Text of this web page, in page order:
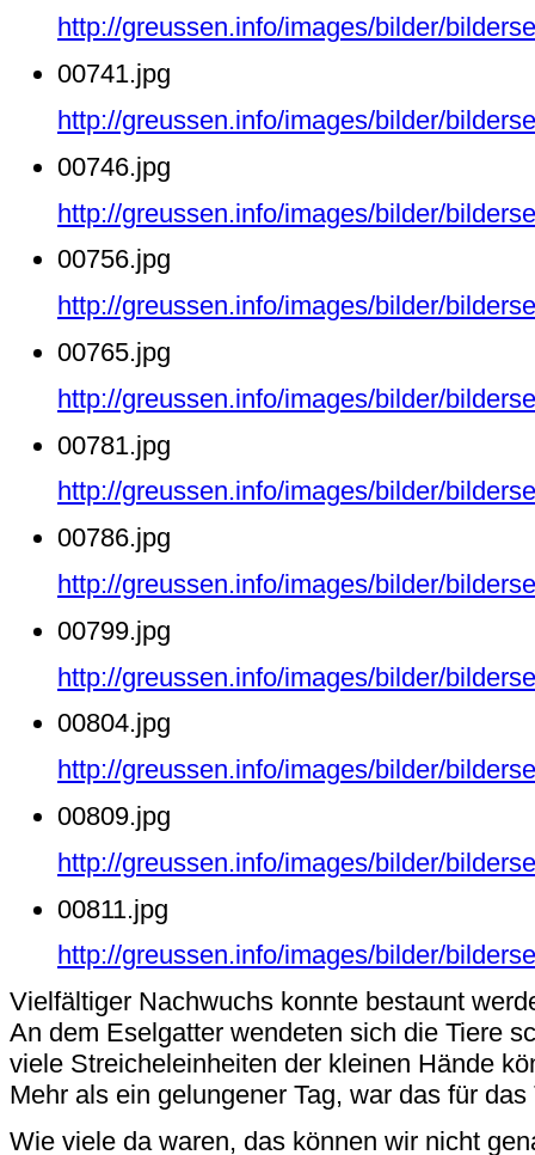
http://greussen.info/images/bilder/
00741.jpg
http://greussen.info/images/bilder/
00746.jpg
http://greussen.info/images/bilder/
00756.jpg
http://greussen.info/images/bilder/
00765.jpg
http://greussen.info/images/bilder/
00781.jpg
http://greussen.info/images/bilder/
00786.jpg
http://greussen.info/images/bilder/
00799.jpg
http://greussen.info/images/bilder/
00804.jpg
http://greussen.info/images/bilder/
00809.jpg
http://greussen.info/images/bilder/
00811.jpg
http://greussen.info/images/bilder/
Vielfältiger Nachwuchs konnte bestaunt
An dem Eselgatter wendeten sich die Tiere
viele Streicheleinheiten der kleinen Hände
Mehr als ein gelungener Tag, war das für
Wie viele da waren, das können wir nicht